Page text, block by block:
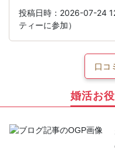
投稿日時：2026-07-24
ティーに参加）
口コ
婚活お